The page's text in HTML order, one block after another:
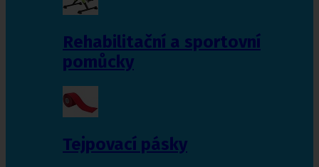
Rehabilitační a sportovní
pomůcky
Tejpovací pásky